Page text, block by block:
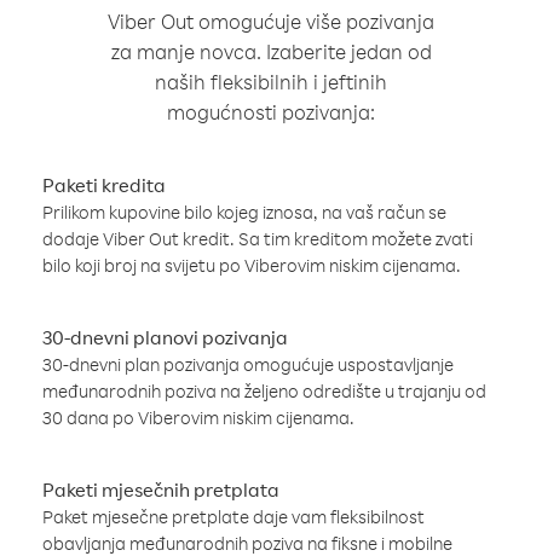
Viber Out omogućuje više pozivanja
za manje novca. Izaberite jedan od
naših fleksibilnih i jeftinih
mogućnosti pozivanja:
Paketi kredita
Prilikom kupovine bilo kojeg iznosa, na vaš račun se
dodaje Viber Out kredit. Sa tim kreditom možete zvati
bilo koji broj na svijetu po Viberovim niskim cijenama.
30-dnevni planovi pozivanja
30-dnevni plan pozivanja omogućuje uspostavljanje
međunarodnih poziva na željeno odredište u trajanju od
30 dana po Viberovim niskim cijenama.
Paketi mjesečnih pretplata
Paket mjesečne pretplate daje vam fleksibilnost
obavljanja međunarodnih poziva na fiksne i mobilne